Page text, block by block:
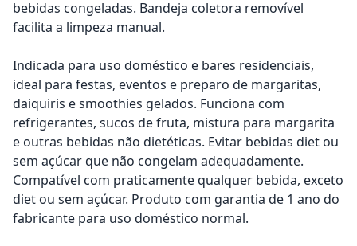
bebidas congeladas. Bandeja coletora removível
facilita a limpeza manual.
Indicada para uso doméstico e bares residenciais,
ideal para festas, eventos e preparo de margaritas,
daiquiris e smoothies gelados. Funciona com
refrigerantes, sucos de fruta, mistura para margarita
e outras bebidas não dietéticas. Evitar bebidas diet ou
sem açúcar que não congelam adequadamente.
Compatível com praticamente qualquer bebida, exceto
diet ou sem açúcar. Produto com garantia de 1 ano do
fabricante para uso doméstico normal.